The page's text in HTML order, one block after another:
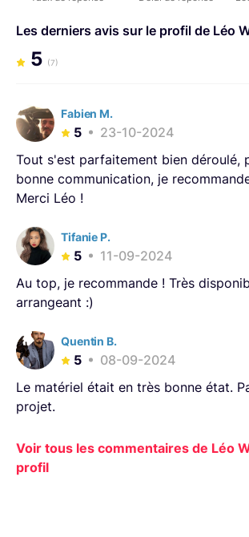
Les derniers avis sur le profil de Léo
5 (7)
Fabien M.
5
23-10-2024
Tout s'est parfaitement bien déroulé,
bonne communication, je
Merci Léo !
Tifanie P.
5
11-09-2024
Au top, je recommande ! Très
arrangeant :)
Quentin B.
5
08-09-2024
Le matériel était en très bonne état.
projet.
Voir tous les commentaires de Léo
profil